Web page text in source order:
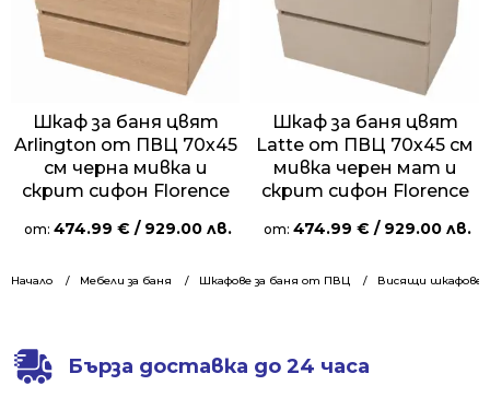
Начало Мебели за баня Шкафове за баня от ПВЦ Висящи шкафове
Шкаф за баня цвят
Arlington от ПВЦ 70х45
см черна мивка и
скрит сифон Florence
от: 474.99 € / 929.00 лв.
Шкаф за баня цвят
Latte от ПВЦ 70х45 см
мивка черен мат и
скрит сифон Florence
от: 474.99 € / 929.00 лв.
Бърза доставка до 24 часа